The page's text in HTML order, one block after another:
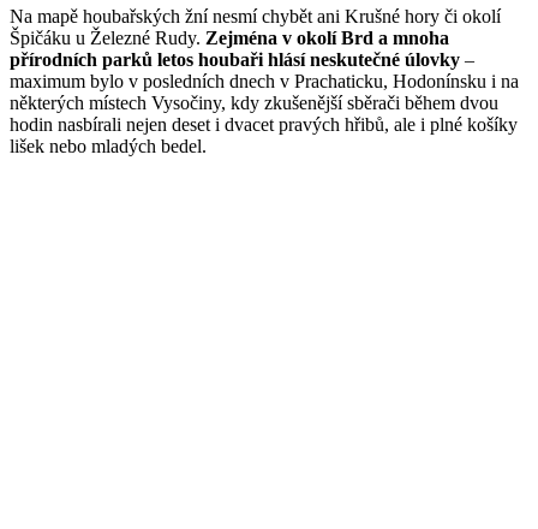
Na mapě houbařských žní nesmí chybět ani Krušné hory či okolí
Špičáku u Železné Rudy. Zejména v okolí Brd a mnoha
přírodních parků letos houbaři hlásí neskutečné úlovky –
maximum bylo v posledních dnech v Prachaticku, Hodonínsku i na
některých místech Vysočiny, kdy zkušenější sběrači během dvou
hodin nasbírali nejen deset i dvacet pravých hřibů, ale i plné košíky
lišek nebo mladých bedel.